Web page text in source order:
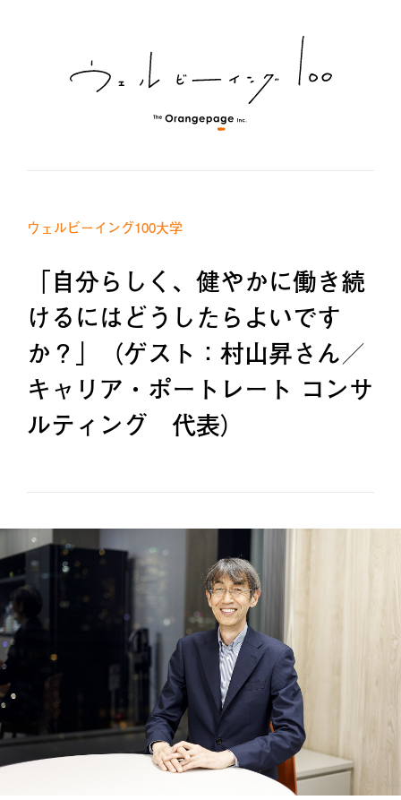
ウェルビーイング100大学
「自分らしく、健やかに働き続
けるにはどうしたらよいです
か？」（ゲスト：村山昇さん／
キャリア・ポートレート コンサ
ルティング 代表）